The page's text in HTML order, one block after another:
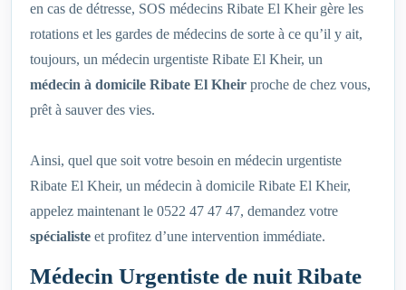
en cas de détresse, SOS médecins Ribate El Kheir gère les
rotations et les gardes de médecins de sorte à ce qu’il y ait,
toujours, un médecin urgentiste Ribate El Kheir, un
médecin à domicile Ribate El Kheir proche de chez vous,
prêt à sauver des vies.
Ainsi, quel que soit votre besoin en médecin urgentiste
Ribate El Kheir, un médecin à domicile Ribate El Kheir,
appelez maintenant le 0522 47 47 47, demandez votre
spécialiste et profitez d’une intervention immédiate.
Médecin Urgentiste de nuit Ribate